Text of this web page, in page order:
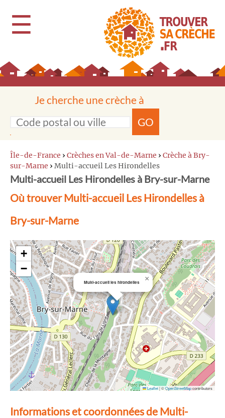
☰
Je cherche une crèche à
GO
Île-de-France › Crèches en Val-de-Marne › Crèche à Bry-
sur-Marne › Multi-accueil Les Hirondelles
Multi-accueil Les Hirondelles à Bry-sur-Marne
Où trouver Multi-accueil Les Hirondelles à
Bry-sur-Marne
Multi-accueil les hirondelles ×
+
−
Leaflet|©OpenStreetMapcontributors
Informations et coordonnées de Multi-